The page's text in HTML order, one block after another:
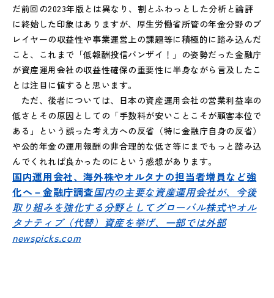
だ前回の2023年版とは異なり、割とふわっとした分析と論評
に終始した印象はありますが、厚生労働省所管の年金分野のプ
レイヤーの収益性や事業運営上の課題等に積極的に踏み込んだ
こと、これまで「低報酬投信バンザイ！」の姿勢だった金融庁
が資産運用会社の収益性確保の重要性に半身ながら言及したこ
とは注目に値すると思います。
ただ、後者については、日本の資産運用会社の営業利益率の
低さとその原因としての「手数料が安いことこそが顧客本位で
ある」という誤った考え方への反省（特に金融庁自身の反省）
や公的年金の運用報酬の非合理的な低さ等にまでもっと踏み込
んでくれれば良かったのにという感想があります。
国内運用会社、海外株やオルタナの担当者増員など強
化へ－金融庁調査国内の主要な資産運用会社が、今後
取り組みを強化する分野としてグローバル株式やオル
タナティブ（代替）資産を挙げ、一部では外部
newspicks.com